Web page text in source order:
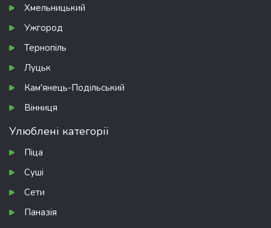
Хмельницький
Ужгород
Тернопіль
Луцьк
Кам'янець-Подільський
Вінниця
Улюблені категорії
Піца
Суші
Сети
Паназія